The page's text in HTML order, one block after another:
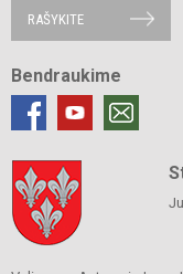
RAŠYKITE
Bendraukime